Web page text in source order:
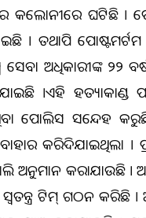
କଲୋନୀରେ ଘଟିଛି ।
। ତଥାପି ପୋଷ୍ଟମର୍ଟମ
ଅଧିକାରୀଙ୍କ ୨୨
।ଏହି
ପୋଲିସ ସନ୍ଦେହ
କରିଦିଆଯାଇଥିଲା
ଅନୁମାନ କରାଯାଉଛି ।
ଟିମ୍ ଗଠନ କରିଛି